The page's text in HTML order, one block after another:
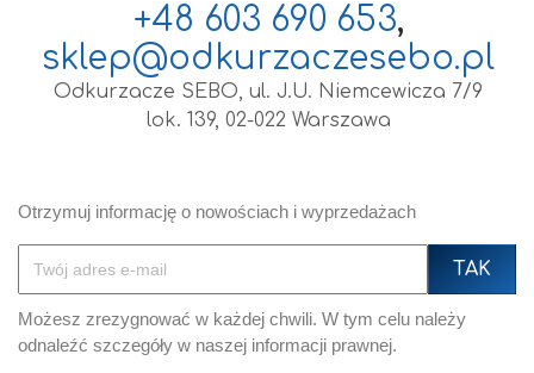
+48 603 690 653,
sklep@odkurzaczesebo.pl
Odkurzacze SEBO, ul. J.U. Niemcewicza 7/9
lok. 139, 02-022 Warszawa
Otrzymuj informację o nowościach i wyprzedażach
Możesz zrezygnować w każdej chwili. W tym celu należy
odnaleźć szczegóły w naszej informacji prawnej.